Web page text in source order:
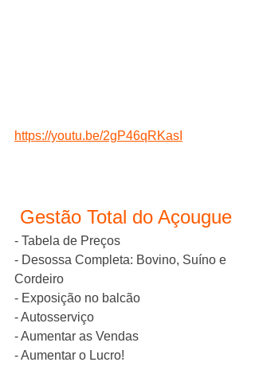
https://youtu.be/2gP46qRKasI
Gestão Total do Açougue
- Tabela de Preços
- Desossa Completa: Bovino, Suíno e
Cordeiro
- Exposição no balcão
- Autosserviço
- Aumentar as Vendas
- Aumentar o Lucro!